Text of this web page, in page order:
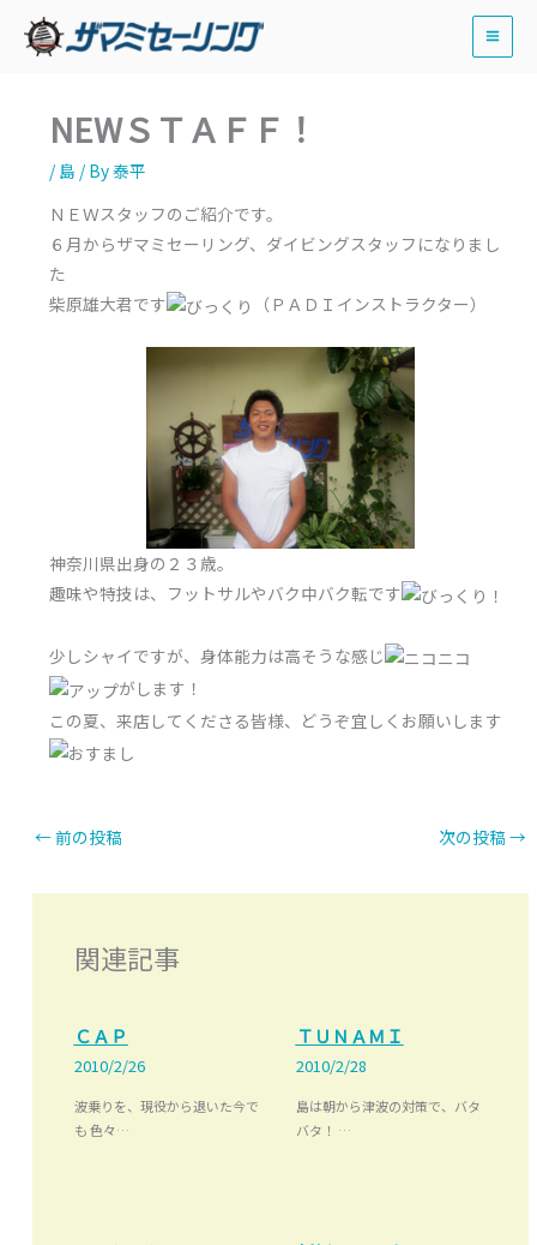
NEWＳＴＡＦＦ！
/ 島 / By泰平
ＮＥＷスタッフのご紹介です。
６月からザマミセーリング、ダイビングスタッフになりまし
た
柴原雄大君です
（ＰＡＤＩインストラクター）
神奈川県出身の２３歳。
趣味や特技は、フットサルやバク中バク転です
少しシャイですが、身体能力は高そうな感じ
がします！
この夏、来店してくださる皆様、どうぞ宜しくお願いします
←前の投稿 次の投稿 →
関連記事
ＣＡＰ
2010/2/26
波乗りを、現役から退いた今で
も 色々…
ＴＵＮＡＭＩ
2010/2/28
島は朝から津波の対策で、バタ
バタ！ …